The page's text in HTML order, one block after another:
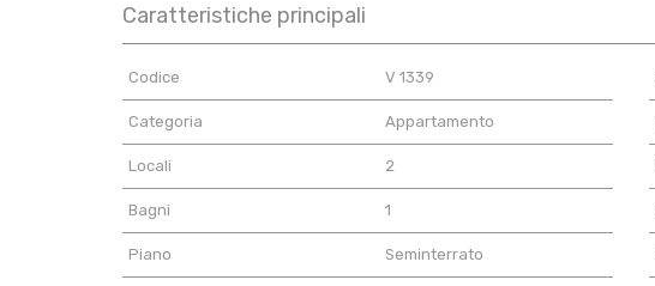
Caratteristiche principali
Codice V 1339
Categoria Appartamento
Locali 2
Bagni 1
Piano Seminterrato